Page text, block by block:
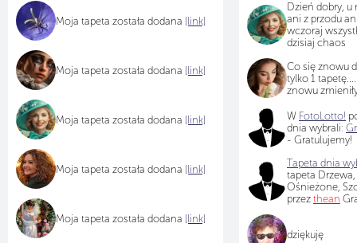
Moja tapeta została dodana [link]
Moja tapeta została dodana [link]
Moja tapeta została dodana [link]
Moja tapeta została dodana [link]
Moja tapeta została dodana [link]
Dzień dobry, u
ani z przodu
wczoraj
dzisiaj chaos
Co się znowu
tylko 1
znowu
W FotoLotto!
dnia wybrali:
- Gratulujemy!
Tapeta dnia
tapeta
Ośnieżone,
przez thean
dziękuję